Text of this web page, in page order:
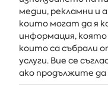
медии, рекламни и
които могат да я
информация,
които са събрали
услуги. Вие се
ако продължите